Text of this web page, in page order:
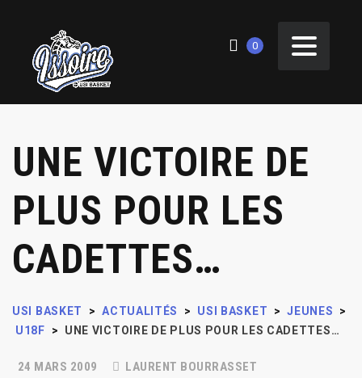
0
UNE VICTOIRE DE
PLUS POUR LES
CADETTES…
USI BASKET > ACTUALITÉS > USI BASKET > JEUNES
>
U18F
> UNE VICTOIRE DE PLUS POUR LES CADETTES…
24 MARS 2009 LAURENT BOURRASSET